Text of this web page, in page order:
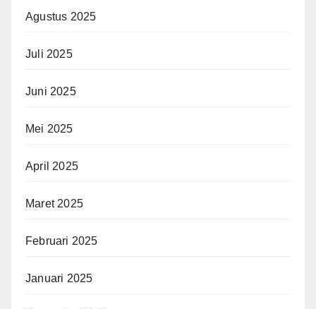
Agustus 2025
Juli 2025
Juni 2025
Mei 2025
April 2025
Maret 2025
Februari 2025
Januari 2025